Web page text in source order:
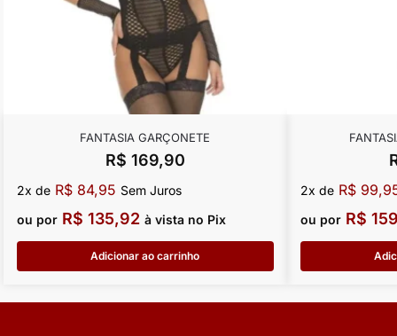
FANTASIA GARÇONETE
R$ 169,90
2x de R$84,95 Sem Juros
ou por R$ 135,92 à vista no Pix
Adicionar ao carrinho
2x de R$
ou por R$